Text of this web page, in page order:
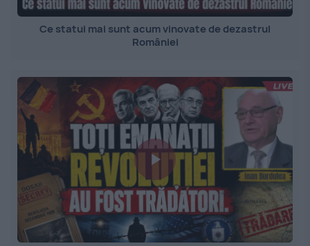
Ce statui mai sunt acum vinovate de dezastrul
României